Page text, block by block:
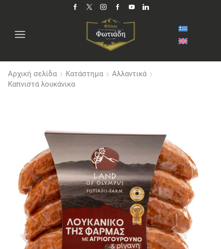
Αρχική σελίδα Κατάστημα
Αλλαντικά
Καπνιστά λουκάνικα